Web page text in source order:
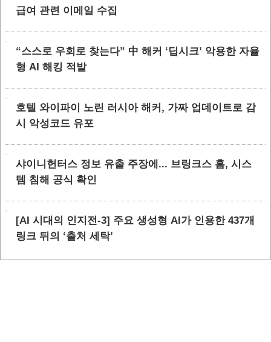
급여 관련 이메일 수집
“스스로 우회로 찾는다” 中 해커 ‘딥시크’ 악용한 자율
형 AI 해킹 적발
호텔 와이파이 노린 러시아 해커, 가짜 업데이트로 감
시 악성코드 유포
샤이니헌터스 정보 유출 주장에... 브링크스 홈, 시스
템 침해 공식 확인
[AI 시대의 인지전-3] 주요 생성형 AI가 인용한 437개
링크 뒤의 ‘출처 세탁’